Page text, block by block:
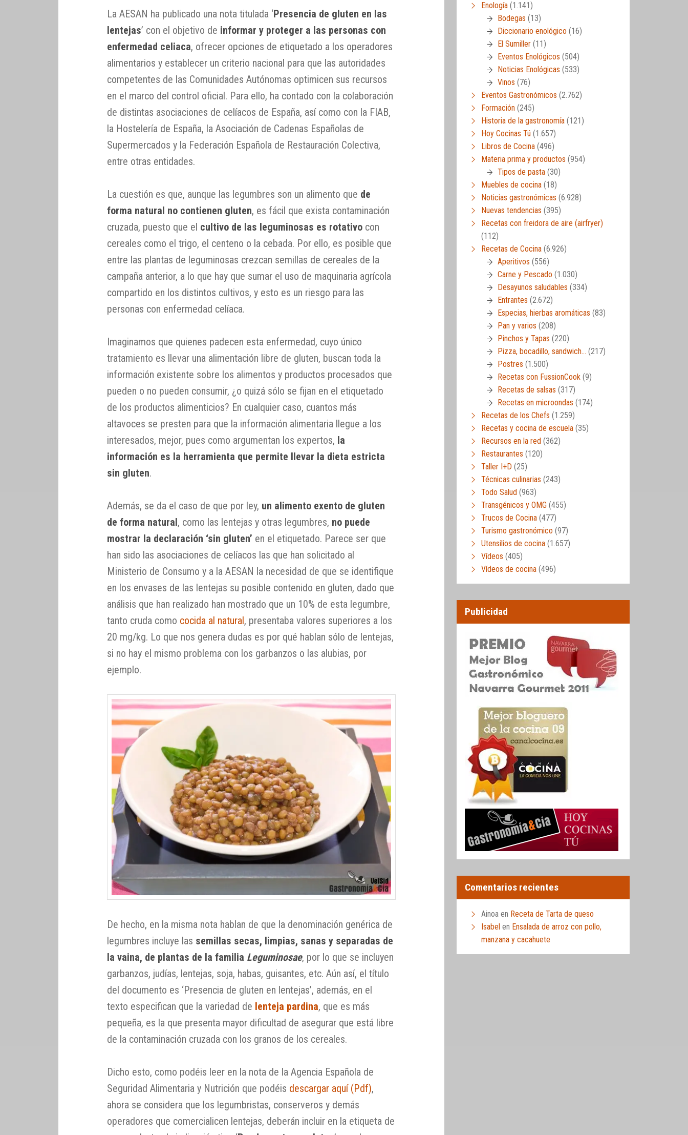
La AESAN ha publicado una nota titulada ‘Presencia de gluten en las
lentejas’ con el objetivo de informar y proteger a las personas con
enfermedad celiaca, ofrecer opciones de etiquetado a los operadores
alimentarios y establecer un criterio nacional para que las autoridades
competentes de las Comunidades Autónomas optimicen sus recursos
en el marco del control oficial. Para ello, ha contado con la colaboración
de distintas asociaciones de celíacos de España, así como con la FIAB,
la Hostelería de España, la Asociación de Cadenas Españolas de
Supermercados y la Federación Española de Restauración Colectiva,
entre otras entidades.
La cuestión es que, aunque las legumbres son un alimento que de
forma natural no contienen gluten, es fácil que exista contaminación
cruzada, puesto que el cultivo de las leguminosas es rotativo con
cereales como el trigo, el centeno o la cebada. Por ello, es posible que
entre las plantas de leguminosas crezcan semillas de cereales de la
campaña anterior, a lo que hay que sumar el uso de maquinaria agrícola
compartido en los distintos cultivos, y esto es un riesgo para las
personas con enfermedad celíaca.
Imaginamos que quienes padecen esta enfermedad, cuyo único
tratamiento es llevar una alimentación libre de gluten, buscan toda la
información existente sobre los alimentos y productos procesados que
pueden o no pueden consumir, ¿o quizá sólo se fijan en el etiquetado
de los productos alimenticios? En cualquier caso, cuantos más
altavoces se presten para que la información alimentaria llegue a los
interesados, mejor, pues como argumentan los expertos, la
información es la herramienta que permite llevar la dieta estricta
sin gluten.
Además, se da el caso de que por ley, un alimento exento de gluten
de forma natural, como las lentejas y otras legumbres, no puede
mostrar la declaración ‘sin gluten’ en el etiquetado. Parece ser que
han sido las asociaciones de celíacos las que han solicitado al
Ministerio de Consumo y a la AESAN la necesidad de que se identifique
en los envases de las lentejas su posible contenido en gluten, dado que
análisis que han realizado han mostrado que un 10% de esta legumbre,
tanto cruda como cocida al natural, presentaba valores superiores a los
20 mg/kg. Lo que nos genera dudas es por qué hablan sólo de lentejas,
si no hay el mismo problema con los garbanzos o las alubias, por
ejemplo.
De hecho, en la misma nota hablan de que la denominación genérica de
legumbres incluye las semillas secas, limpias, sanas y separadas de
la vaina, de plantas de la familia Leguminosae, por lo que se incluyen
garbanzos, judías, lentejas, soja, habas, guisantes, etc. Aún así, el título
del documento es ‘Presencia de gluten en lentejas’, además, en el
texto especifican que la variedad de lenteja pardina, que es más
pequeña, es la que presenta mayor dificultad de asegurar que está libre
de la contaminación cruzada con los granos de los cereales.
Dicho esto, como podéis leer en la nota de la Agencia Española de
Seguridad Alimentaria y Nutrición que podéis descargar aquí (Pdf),
ahora se considera que los legumbristas, conserveros y demás
operadores que comercialicen lentejas, deberán incluir en la etiqueta de
Enología (1.141)
Bodegas (13)
Diccionario enológico (16)
El Sumiller (11)
Eventos Enológicos (504)
Noticias Enológicas (533)
Vinos (76)
Eventos Gastronómicos (2.762)
Formación (245)
Historia de la gastronomía (121)
Hoy Cocinas Tú (1.657)
Libros de Cocina (496)
Materia prima y productos (954)
Tipos de pasta (30)
Muebles de cocina (18)
Noticias gastronómicas (6.928)
Nuevas tendencias (395)
Recetas con freidora de aire (airfryer)
(112)
Recetas de Cocina (6.926)
Aperitivos (556)
Carne y Pescado (1.030)
Desayunos saludables (334)
Entrantes (2.672)
Especias, hierbas aromáticas (83)
Pan y varios (208)
Pinchos y Tapas (220)
Pizza, bocadillo, sandwich… (217)
Postres (1.500)
Recetas con FussionCook (9)
Recetas de salsas (317)
Recetas en microondas (174)
Recetas de los Chefs (1.259)
Recetas y cocina de escuela (35)
Recursos en la red (362)
Restaurantes (120)
Taller I+D (25)
Técnicas culinarias (243)
Todo Salud (963)
Transgénicos y OMG (455)
Trucos de Cocina (477)
Turismo gastronómico (97)
Utensilios de cocina (1.657)
Vídeos (405)
Vídeos de cocina (496)
Publicidad
Comentarios recientes
Ainoa en Receta de Tarta de queso
Isabel en Ensalada de arroz con pollo,
manzana y cacahuete